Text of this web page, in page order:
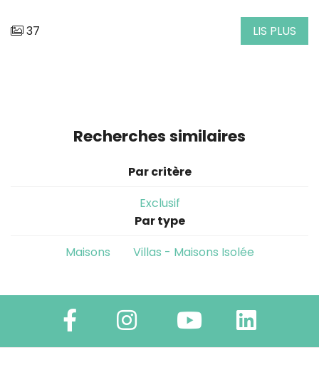
37 LIS PLUS
Recherches similaires
Par critère
Exclusif
Par type
Maisons
Villas - Maisons Isolée